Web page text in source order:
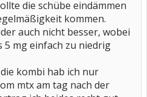
die schübe eindämmen
kommen.
auch nicht besser, wobei
5 mg einfach zu niedrig
kombi hab ich nur
mtx am tag nach der